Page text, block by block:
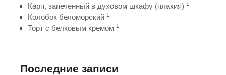
Карп, запеченный в духовом шкафу (плакия) 1
Колобок беломорский 1
Торт с белковым кремом 1
Последние записи